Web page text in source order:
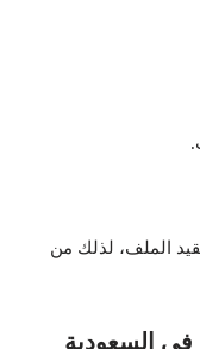
الملف، لذلك من
في السعودية